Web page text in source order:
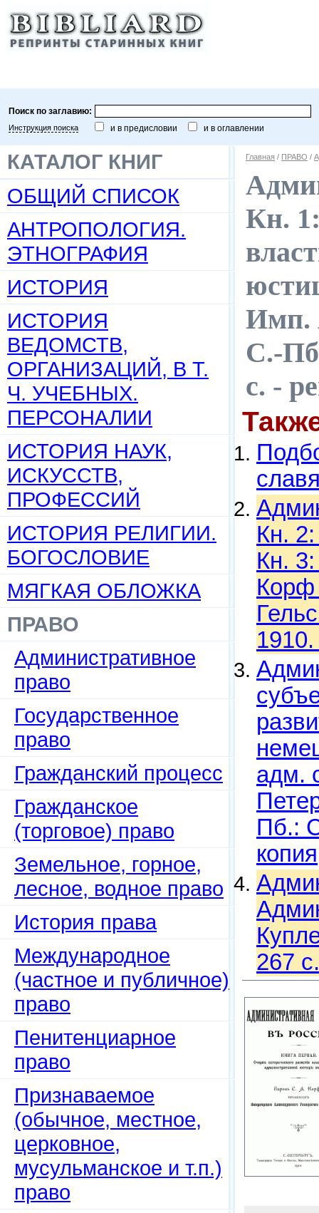
Поиск по заглавию:
Инструкция поиска и в предисловии и в оглавлении
КАТАЛОГ КНИГ
ОБЩИЙ СПИСОК
АНТРОПОЛОГИЯ.
ЭТНОГРАФИЯ
ИСТОРИЯ
ИСТОРИЯ
ВЕДОМСТВ,
ОРГАНИЗАЦИЙ, В Т.
Ч. УЧЕБНЫХ.
ПЕРСОНАЛИИ
ИСТОРИЯ НАУК,
ИСКУССТВ,
ПРОФЕССИЙ
ИСТОРИЯ РЕЛИГИИ.
БОГОСЛОВИЕ
МЯГКАЯ ОБЛОЖКА
ПРАВО
Административное
право
Государственное
право
Гражданский процесс
Гражданское
(торговое) право
Земельное, горное,
лесное, водное право
История права
Международное
(частное и публичное)
право
Пенитенциарное
право
Признаваемое
(обычное, местное,
церковное,
мусульманское и т.п.)
право
Главная / ПРАВО /
Кн.
Имп.
С.-
с. -
Кн.
Кн.
Корф
адм.
Пб.:
копия
267